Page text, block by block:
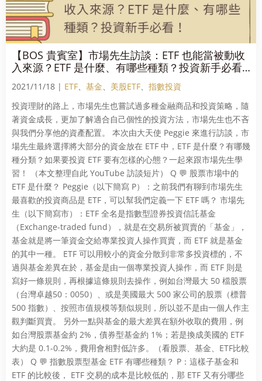
【BOS 貴賓室】市場先生訪談：ETF 也能當被動收
入來源？ETF 是什麼、有哪些種類？投資新手必看
2021/11/18 | ETF、 基金、 美股ETF、 指數投資
投資理財的路上，市場先生也嘗試過多種金融商品和投資策略，隨
著資金成長，更加了解適合自己個性的投資方法，市場先生也不吝
與我們分享他的資產配置。 本次由大天使 Peggie 來進行訪談，市
場先生最終選擇將大部分的資金放在 ETF 中，ETF 是什麼？有哪幾
種分類？如果要投資 ETF 要有怎樣的心態？一起來跟市場先生學
習！ （本文整理自此 YouTube 訪談短片） Q 💬 股票市場中的
ETF 是什麼？ Peggie（以下簡寫 P）：之前我們有聊到市場先生
最喜歡的投資商品是 ETF，可以幫我們定義一下 ETF 嗎？ 市場先
生（以下簡寫市）：ETF 全名是指數型證券投資信託基金
（Exchange-traded fund），就是在交易所被買賣的「基金」，
基金就是將一筆資金交給專業投資人操作買賣，而 ETF 就是基金
的其中一種。 ETF 可以用較小的資金分散到非常多投資標的，不
過與基金差異在於，基金是由一個專業投資人操作，而 ETF 則是
寫好一條規則，再根據這條規則去操作，例如台灣最大 50 檔股票
（台灣卓越50：0050）、或是美國最大 500 家公司的股票（標普
500 指數）、按照市值規模等類似規則，所以並不是由一個人作主
觀判斷買賣。 另外一點與基金的最大差異在額外收取的費用，例
如台灣股票基金約 2%，債券型基金約 1%；若是換成美國的 ETF
大約是 0.1-0.2%，費用會相對低許多。（看股票、基金、ETF比較
表） Q 💬 指數股票型基金 ETF 有哪些種類？ P：這樣子基金和
ETF 的比較後， ETF 交易的成本是比較低的，那 ETF 又有分哪些